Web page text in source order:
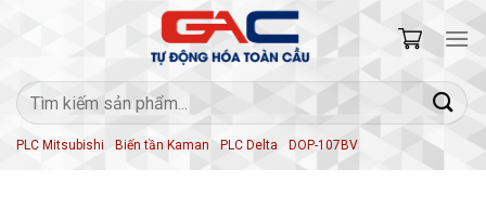
Tìm
kiếm:
PLC Mitsubishi Biến tần Kaman PLC Delta DOP-107BV